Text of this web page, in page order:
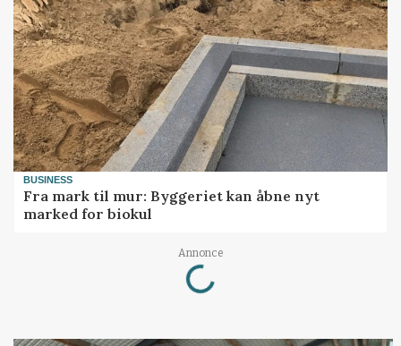
BUSINESS
Fra mark til mur: Byggeriet kan åbne nyt
marked for biokul
Annonce
Loading...